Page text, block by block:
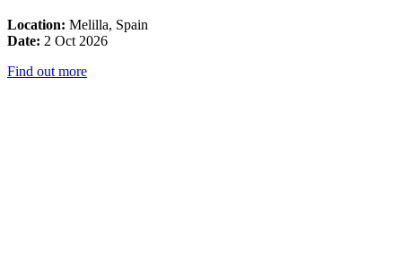
Location: Melilla, Spain
Date: 2 Oct 2026
Find out more